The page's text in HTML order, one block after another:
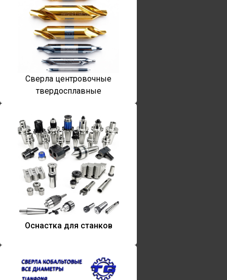
Сверла центровочные
твердосплавные
Оснастка для станков